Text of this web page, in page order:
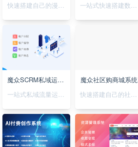
快速搭建自己的漫画连载系统
一站式快速搭建数字藏品平台
魔众SCRM私域运营系统
一站式私域流量运营平台
魔众社区购商城系统
快速搭建自己的社区购物网站